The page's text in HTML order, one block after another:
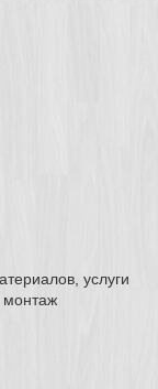
услуги
монтаж